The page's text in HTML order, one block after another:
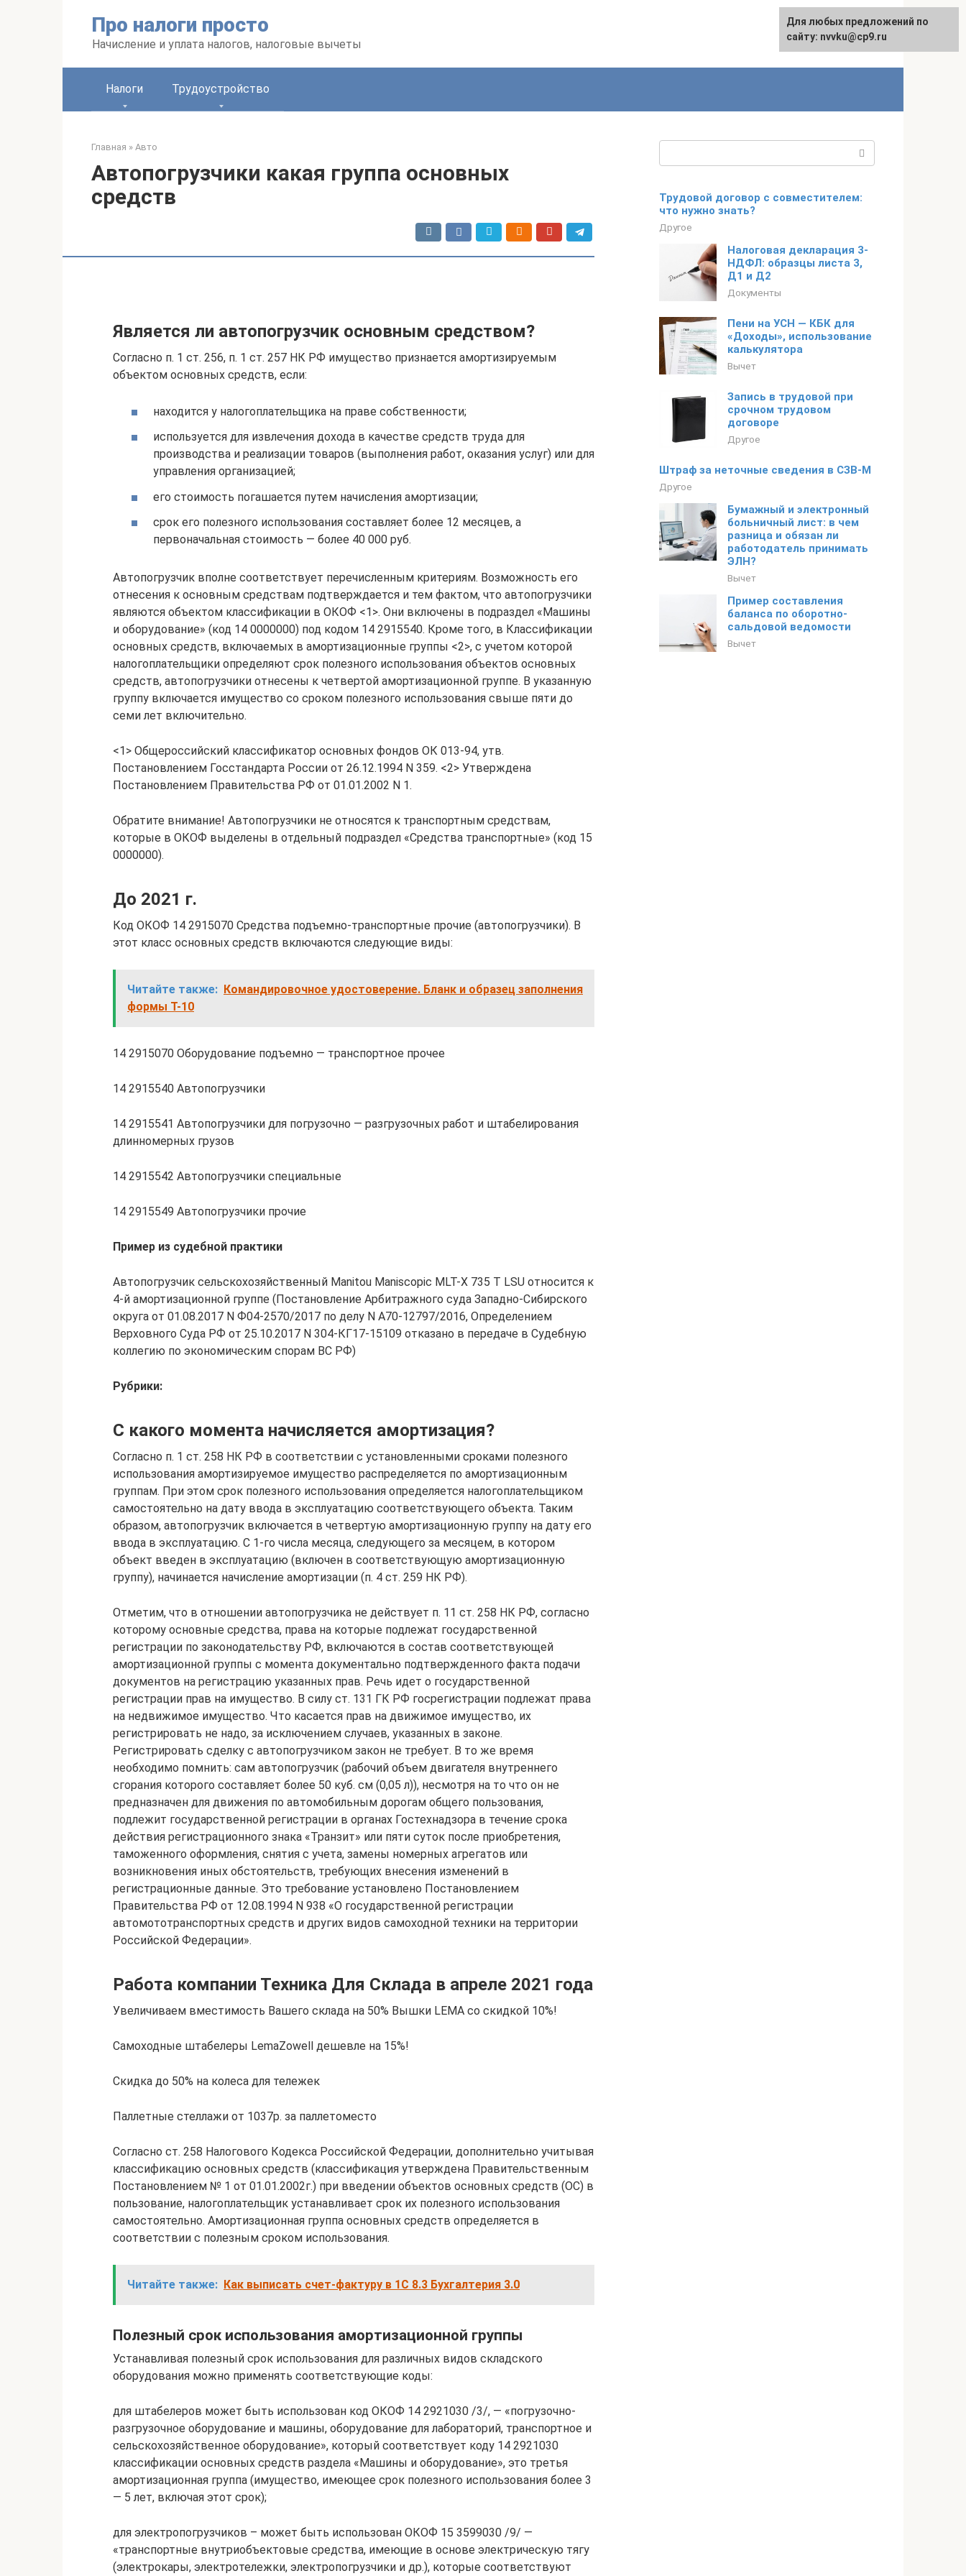
Про налоги просто
Начисление и уплата налогов, налоговые вычеты
English
Налоги Трудоустройство
Главная » Авто
Автопогрузчики какая группа основных
средств
Является ли автопогрузчик основным средством?
Согласно п. 1 ст. 256, п. 1 ст. 257 НК РФ имущество признается амортизируемым
объектом основных средств, если:
находится у налогоплательщика на праве собственности;
используется для извлечения дохода в качестве средств труда для
производства и реализации товаров (выполнения работ, оказания услуг) или для
управления организацией;
его стоимость погашается путем начисления амортизации;
срок его полезного использования составляет более 12 месяцев, а
первоначальная стоимость — более 40 000 руб.
Автопогрузчик вполне соответствует перечисленным критериям. Возможность его
отнесения к основным средствам подтверждается и тем фактом, что автопогрузчики
являются объектом классификации в ОКОФ <1>. Они включены в подраздел «Машины
и оборудование» (код 14 0000000) под кодом 14 2915540. Кроме того, в Классификации
основных средств, включаемых в амортизационные группы <2>, с учетом которой
налогоплательщики определяют срок полезного использования объектов основных
средств, автопогрузчики отнесены к четвертой амортизационной группе. В указанную
группу включается имущество со сроком полезного использования свыше пяти до
семи лет включительно.
<1> Общероссийский классификатор основных фондов ОК 013-94, утв.
Постановлением Госстандарта России от 26.12.1994 N 359. <2> Утверждена
Постановлением Правительства РФ от 01.01.2002 N 1.
Обратите внимание! Автопогрузчики не относятся к транспортным средствам,
которые в ОКОФ выделены в отдельный подраздел «Средства транспортные» (код 15
0000000).
До 2021 г.
Код ОКОФ 14 2915070 Средства подъемно-транспортные прочие (автопогрузчики). В
этот класс основных средств включаются следующие виды:
Читайте также: Командировочное удостоверение. Бланк и образец заполнения
формы Т-10
14 2915070 Оборудование подъемно — транспортное прочее
14 2915540 Автопогрузчики
14 2915541 Автопогрузчики для погрузочно — разгрузочных работ и штабелирования
длинномерных грузов
14 2915542 Автопогрузчики специальные
14 2915549 Автопогрузчики прочие
Пример из судебной практики
Автопогрузчик сельскохозяйственный Manitou Maniscopic MLT-X 735 T LSU относится к
4-й амортизационной группе (Постановление Арбитражного суда Западно-Сибирского
округа от 01.08.2017 N Ф04-2570/2017 по делу N А70-12797/2016, Определением
Верховного Суда РФ от 25.10.2017 N 304-КГ17-15109 отказано в передаче в Судебную
коллегию по экономическим спорам ВС РФ)
Рубрики:
С какого момента начисляется амортизация?
Согласно п. 1 ст. 258 НК РФ в соответствии с установленными сроками полезного
использования амортизируемое имущество распределяется по амортизационным
группам. При этом срок полезного использования определяется налогоплательщиком
самостоятельно на дату ввода в эксплуатацию соответствующего объекта. Таким
образом, автопогрузчик включается в четвертую амортизационную группу на дату его
ввода в эксплуатацию. С 1-го числа месяца, следующего за месяцем, в котором
объект введен в эксплуатацию (включен в соответствующую амортизационную
группу), начинается начисление амортизации (п. 4 ст. 259 НК РФ).
Отметим, что в отношении автопогрузчика не действует п. 11 ст. 258 НК РФ, согласно
которому основные средства, права на которые подлежат государственной
регистрации по законодательству РФ, включаются в состав соответствующей
амортизационной группы с момента документально подтвержденного факта подачи
документов на регистрацию указанных прав. Речь идет о государственной
регистрации прав на имущество. В силу ст. 131 ГК РФ госрегистрации подлежат права
на недвижимое имущество. Что касается прав на движимое имущество, их
регистрировать не надо, за исключением случаев, указанных в законе.
Регистрировать сделку с автопогрузчиком закон не требует. В то же время
необходимо помнить: сам автопогрузчик (рабочий объем двигателя внутреннего
сгорания которого составляет более 50 куб. см (0,05 л)), несмотря на то что он не
предназначен для движения по автомобильным дорогам общего пользования,
подлежит государственной регистрации в органах Гостехнадзора в течение срока
действия регистрационного знака «Транзит» или пяти суток после приобретения,
таможенного оформления, снятия с учета, замены номерных агрегатов или
возникновения иных обстоятельств, требующих внесения изменений в
регистрационные данные. Это требование установлено Постановлением
Правительства РФ от 12.08.1994 N 938 «О государственной регистрации
автомототранспортных средств и других видов самоходной техники на территории
Российской Федерации».
Работа компании Техника Для Склада в апреле 2021 года
Увеличиваем вместимость Вашего склада на 50% Вышки LEMA со скидкой 10%!
Самоходные штабелеры LemaZowell дешевле на 15%!
Скидка до 50% на колеса для тележек
Паллетные стеллажи от 1037р. за паллетоместо
Согласно ст. 258 Налогового Кодекса Российской Федерации, дополнительно учитывая
классификацию основных средств (классификация утверждена Правительственным
Постановлением № 1 от 01.01.2002г.) при введении объектов основных средств (ОС) в
пользование, налогоплательщик устанавливает срок их полезного использования
самостоятельно. Амортизационная группа основных средств определяется в
соответствии с полезным сроком использования.
Читайте также: Как выписать счет-фактуру в 1С 8.3 Бухгалтерия 3.0
Полезный срок использования амортизационной группы
Устанавливая полезный срок использования для различных видов складского
оборудования можно применять соответствующие коды:
для штабелеров может быть использован код ОКОФ 14 2921030 /3/, — «погрузочно-
разгрузочное оборудование и машины, оборудование для лабораторий, транспортное и
сельскохозяйственное оборудование», который соответствует коду 14 2921030
классификации основных средств раздела «Машины и оборудование», это третья
амортизационная группа (имущество, имеющее срок полезного использования более 3
— 5 лет, включая этот срок);
для электропогрузчиков – может быть использован ОКОФ 15 3599030 /9/ —
«транспортные внутриобъектовые средства, имеющие в основе электрическую тягу
(электрокары, электротележки, электропогрузчики и др.), которые соответствуют
Трудовой договор с совместителем:
что нужно знать?
Другое
Налоговая декларация 3-
НДФЛ: образцы листа 3,
Д1 и Д2
Документы
Пени на УСН — КБК для
«Доходы», использование
калькулятора
Вычет
Запись в трудовой при
срочном трудовом
договоре
Другое
Штраф за неточные сведения в СЗВ-М
Другое
Бумажный и электронный
больничный лист: в чем
разница и обязан ли
работодатель принимать
ЭЛН?
Вычет
Пример составления
баланса по оборотно-
сальдовой ведомости
Вычет
Для любых предложений по
сайту: nvvku@cp9.ru